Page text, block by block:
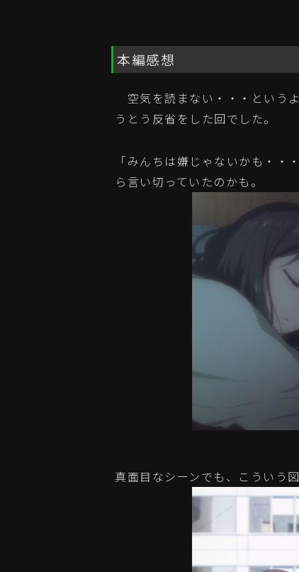
本編感想
空気を読まない・・・という
うとう反省をした回でした。
「みんちは嫌じゃないかも・
ら言い切っていたのかも。
真面目なシーンでも、こういう